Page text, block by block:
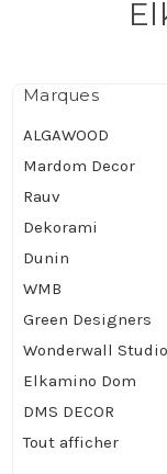
Marques
ALGAWOOD
Mardom Decor
Rauv
Dekorami
Dunin
WMB
Green Designers
Wonderwall Studio
Elkamino Dom
DMS DECOR
Tout afficher